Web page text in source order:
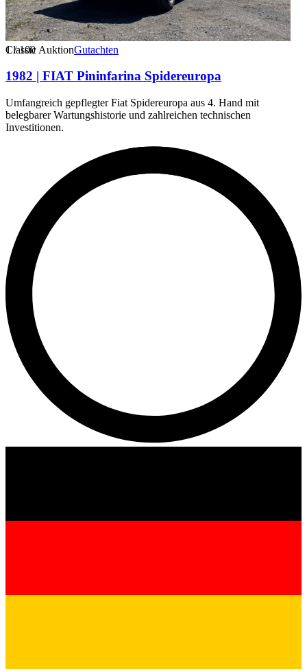
1/100
Classic AuktionGutachten
1982 | FIAT Pininfarina Spidereuropa
Umfangreich gepflegter Fiat Spidereuropa aus 4. Hand mit
belegbarer Wartungshistorie und zahlreichen technischen
Investitionen.